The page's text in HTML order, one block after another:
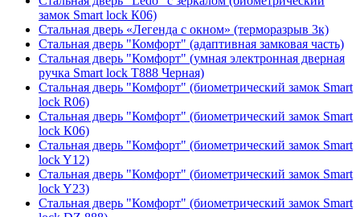
замок Smart lock К06)
Стальная дверь «Легенда с окном» (терморазрыв 3к)
Стальная дверь "Комфорт" (адаптивная замковая часть)
Стальная дверь "Комфорт" (умная электронная дверная
ручка Smart lock T888 Черная)
Стальная дверь "Комфорт" (биометрический замок Smart
lock R06)
Стальная дверь "Комфорт" (биометрический замок Smart
lock К06)
Стальная дверь "Комфорт" (биометрический замок Smart
lock Y12)
Стальная дверь "Комфорт" (биометрический замок Smart
lock Y23)
Стальная дверь "Комфорт" (биометрический замок Smart